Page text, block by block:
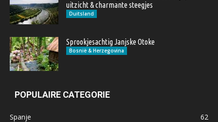
uitzicht & charmante steegjes
Duitsland
Sprookjesachtig Janjske Otoke
Bosnië & Herzegovina
POPULAIRE CATEGORIE
Spanje
62